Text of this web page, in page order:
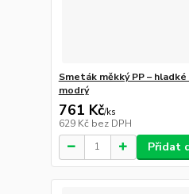
Smeták měkký PP –
modrý
761 Kč/ks
629 Kč bez DPH
Přidat